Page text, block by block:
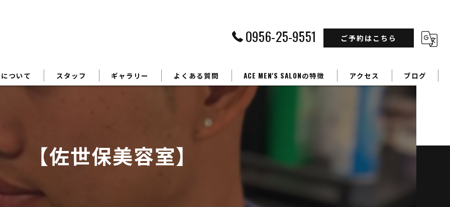
0956-25-9551 ご予約はこちら
ついて スタッフ ギャラリー よくある質問 ACE MEN'S SALONの特徴
フェードカット
ビジネスマン
アクセス ブログ
【佐世保美容室】